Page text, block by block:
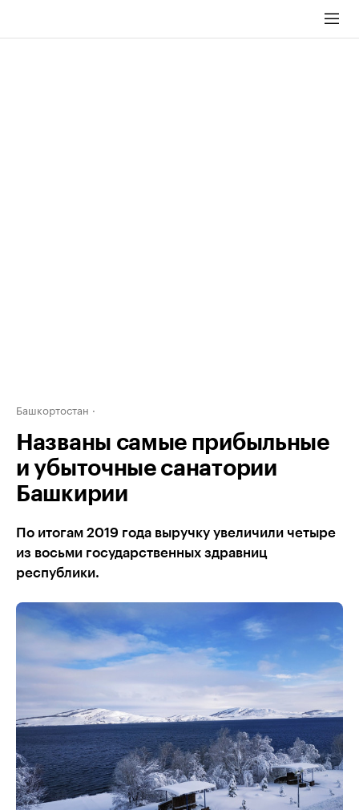
Башкортостан
Названы самые прибыльные
и убыточные санатории
Башкирии
По итогам 2019 года выручку увеличили четыре
из восьми государственных здравниц
республики.